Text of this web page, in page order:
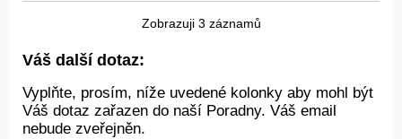
Zobrazuji 3 záznamů
Váš další dotaz:
Vyplňte, prosím, níže uvedené kolonky aby mohl být
Váš dotaz zařazen do naší Poradny. Váš email
nebude zveřejněn.